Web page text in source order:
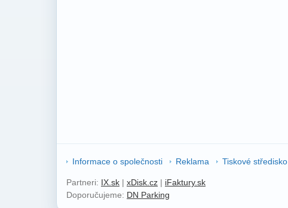
Informace o společnosti Reklama Tiskové středisko
Partneri: IX.sk | xDisk.cz | iFaktury.sk
Doporučujeme: DN Parking